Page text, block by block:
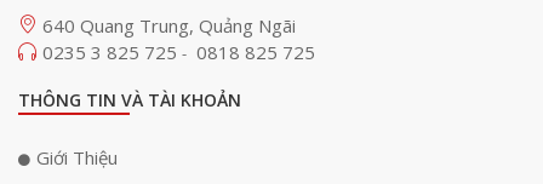
640 Quang Trung, Quảng Ngãi
0235 3 825 725 - 0818 825 725
THÔNG TIN VÀ TÀI KHOẢN
Giới Thiệu